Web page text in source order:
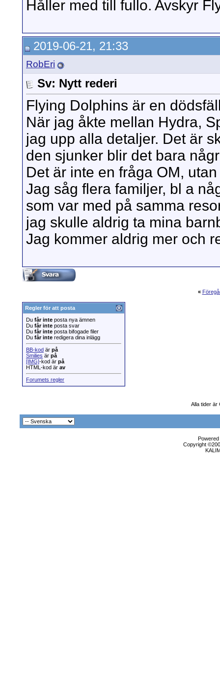
Håller med till fullo. Avskyr
2019-06-21, 21:33
RobEri
Sv: Nytt rederi
Flying Dolphins är en
När jag åkte mellan Hydra,
jag upp alla detaljer. Det är
den sjunker blir det bara
Det är inte en fråga OM,
Jag såg flera familjer, bl a
som var med på samma
jag skulle aldrig ta mina
Jag kommer aldrig mer och
«
Regler för att posta
Du får inte posta nya ämnen
Du får inte posta svar
Du får inte posta bifogade filer
Du får inte redigera dina inlägg
BB-kod är på
Smilies är på
[IMG]-kod är på
HTML-kod är av
Forumets regler
Alla tider är
Copyright